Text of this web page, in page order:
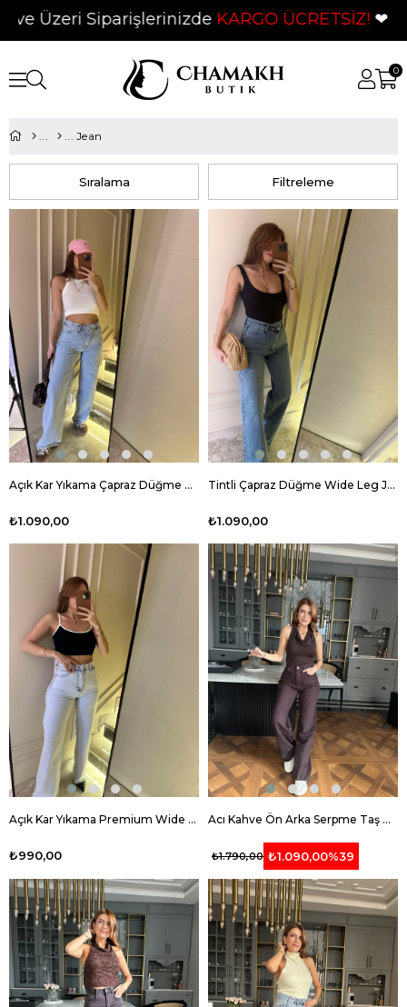
SiparişlerinizdeKARGO ÜCRETSİZ! ❤
0
Jean
Filtreleme
Sıralama
Açık Kar Yıkama Çapraz Düğme Wide Leg Jean
₺1.090,00
Tintli Çapraz Düğme Wide Leg Jean
₺1.090,00
Açık Kar Yıkama Premium Wide Leg Jean
₺990,00
Acı Kahve Ön Arka Serpme Taş Palazzo Jean
₺1.090,00%39
₺1.790,00